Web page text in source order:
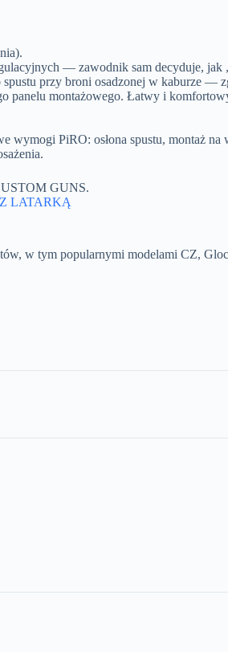
— zawodnik sam decyduje, jak
przy broni osadzonej w kaburze —
panelu montażowego. Łatwy i
wymogi PiRO: osłona spustu, montaż
GUNS.
LATARKĄ
w tym popularnymi modelami CZ,